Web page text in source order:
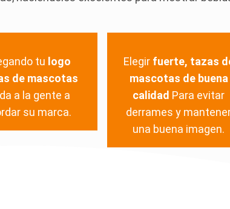
tu logo
de mascotas
a la gente a
su marca.
Elegir fuerte, tazas
mascotas de buena
calidad Para evitar
derrames y
una buena imagen.